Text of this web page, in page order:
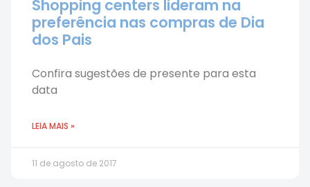
Shopping centers lideram na
preferência nas compras de Dia
dos Pais
Confira sugestões de presente para esta
data
LEIA MAIS »
11 de agosto de 2017